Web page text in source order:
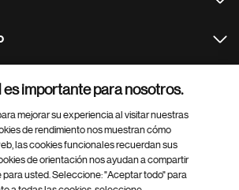
importante para nosotros.
mejorar su experiencia al visitar nuestras
de rendimiento nos muestran cómo
las cookies funcionales recuerdan sus
de orientación nos ayudan a compartir
usted. Seleccione: "Aceptar todo" para